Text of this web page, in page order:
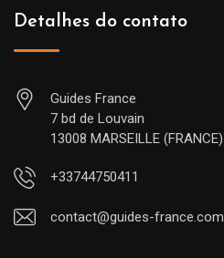
Detalhes do contato
Guides France
7 bd de Louvain
13008 MARSEILLE (FRANCE)
+33744750411
contact@guides-france.com